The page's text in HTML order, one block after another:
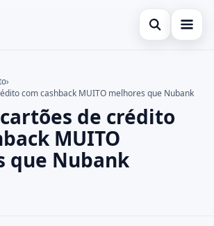
Abrir busca
site
para buscar ou ESC para fechar.
›
com cashback MUITO melhores que Nubank
de crédito
MUITO
que Nubank